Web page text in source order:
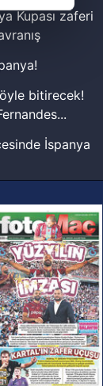
Bu
Kupası zaferi
bitirecek!
İspanya
Ligi
teknik